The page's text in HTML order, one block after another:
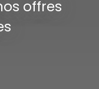
offres